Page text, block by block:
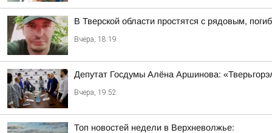
В Тверской области простятся с рядовым,
Вчера, 18:19
Депутат Госдумы Алёна Аршинова:
Вчера, 19:52
Топ новостей недели в Верхневолжье: